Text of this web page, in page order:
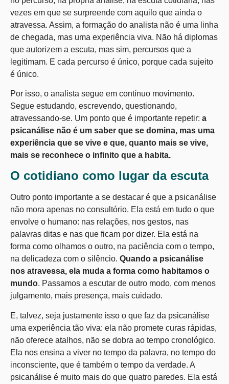
vezes em que se surpreende com aquilo que ainda o
atravessa. Assim, a formação do analista não é uma linha
de chegada, mas uma experiência viva. Não há diplomas
que autorizem a escuta, mas sim, percursos que a
legitimam. E cada percurso é único, porque cada sujeito
é único.
Por isso, o analista segue em contínuo movimento.
Segue estudando, escrevendo, questionando,
atravessando-se. Um ponto que é importante repetir: a
psicanálise não é um saber que se domina, mas uma
experiência que se vive e que, quanto mais se vive,
mais se reconhece o infinito que a habita.
O cotidiano como lugar da escuta
Outro ponto importante a se destacar é que a psicanálise
não mora apenas no consultório. Ela está em tudo o que
envolve o humano: nas relações, nos gestos, nas
palavras ditas e nas que ficam por dizer. Ela está na
forma como olhamos o outro, na paciência com o tempo,
na delicadeza com o silêncio. Quando a psicanálise
nos atravessa, ela muda a forma como habitamos o
mundo. Passamos a escutar de outro modo, com menos
julgamento, mais presença, mais cuidado.
E, talvez, seja justamente isso o que faz da psicanálise
uma experiência tão viva: ela não promete curas rápidas,
não oferece atalhos, não se dobra ao tempo cronológico.
Ela nos ensina a viver no tempo da palavra, no tempo do
inconsciente, que é também o tempo da verdade. A
psicanálise é muito mais do que quatro paredes. Ela está